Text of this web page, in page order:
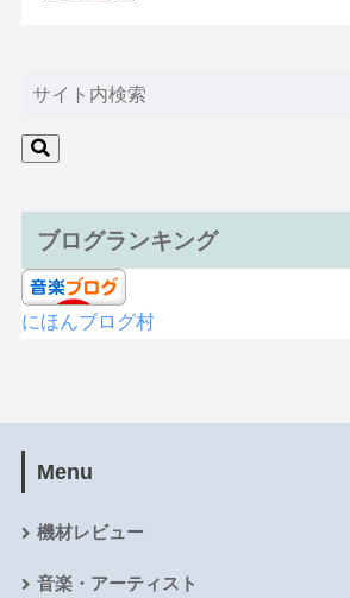
ブログランキング
にほんブログ村
Menu
機材レビュー
音楽・アーティスト